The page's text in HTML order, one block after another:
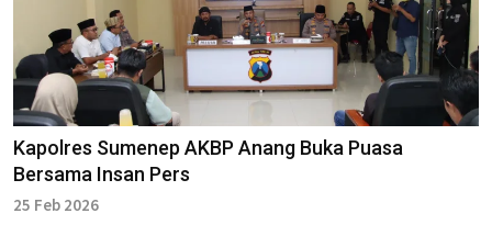
Kapolres Sumenep AKBP Anang Buka Puasa
Bersama Insan Pers
25 Feb 2026